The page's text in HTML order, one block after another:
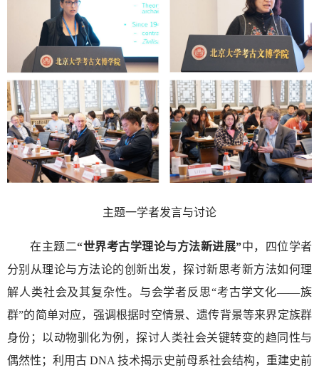
主题一学者发言与讨论
在主题二“世界考古学理论与方法新进展”中，四位学者
分别从理论与方法论的创新出发，探讨新思考新方法如何理
解人类社会及其复杂性。与会学者反思“考古学文化——族
群”的简单对应，强调根据时空情景、遗传背景等来界定族群
身份；以动物驯化为例，探讨人类社会关键转变的趋同性与
偶然性；利用古 DNA 技术揭示史前母系社会结构，重建史前